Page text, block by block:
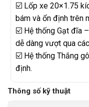
☑️ Lốp xe 20×1.75
bám và ổn định trên
☑️ Hệ thống Gạt đĩa
dễ dàng vượt qua
☑️ Hệ thống Thắng
định.
Thông số kỹ thuật